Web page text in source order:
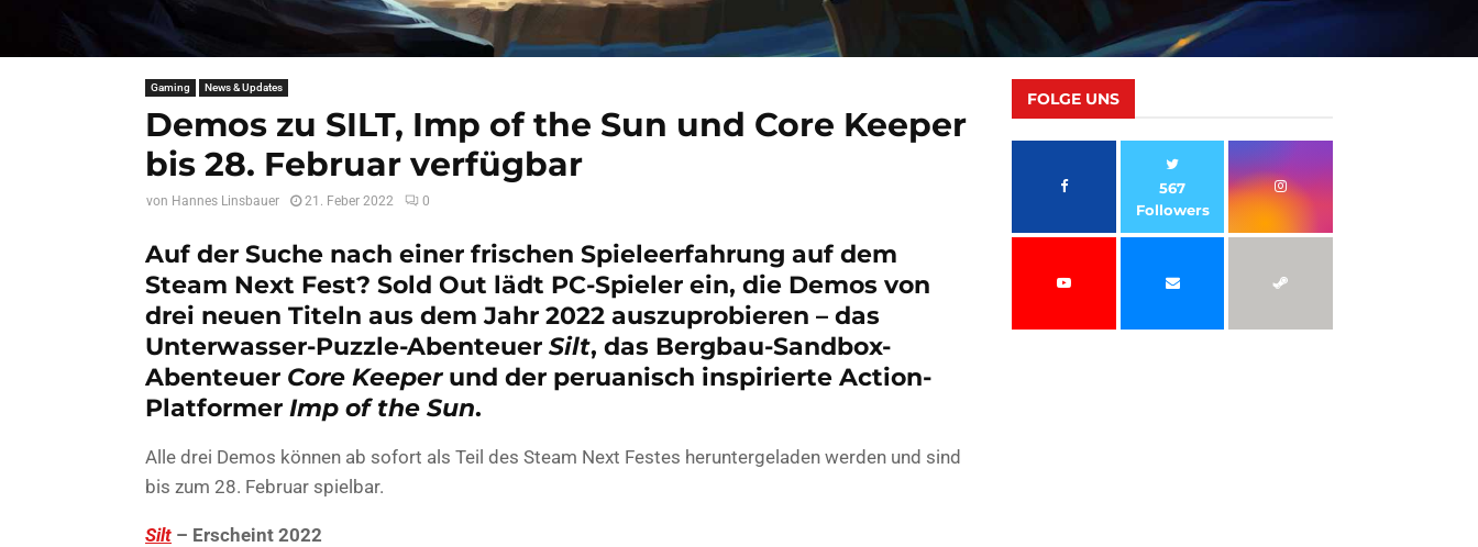
Gaming News & Updates
Demos zu SILT, Imp of the Sun und Core Keeper
bis 28. Februar verfügbar
von Hannes Linsbauer 21. Feber 2022 0
Auf der Suche nach einer frischen Spieleerfahrung auf dem
Steam Next Fest? Sold Out lädt PC-Spieler ein, die Demos von
drei neuen Titeln aus dem Jahr 2022 auszuprobieren – das
Unterwasser-Puzzle-Abenteuer Silt, das Bergbau-Sandbox-
Abenteuer Core Keeperund der peruanisch inspirierte Action-
Platformer Imp of the Sun.
Alle drei Demos können ab sofort als Teil des Steam Next Festes heruntergeladen werden und sind
bis zum 28. Februar spielbar.
Silt – Erscheint 2022
FOLGE UNS
567
Followers